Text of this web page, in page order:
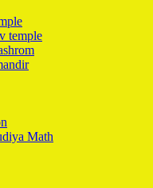
temple
Math